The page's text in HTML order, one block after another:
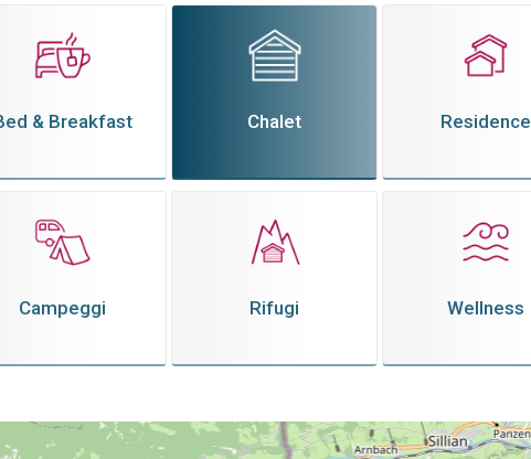
& Breakfast Chalet Residence
Campeggi Rifugi Wellness